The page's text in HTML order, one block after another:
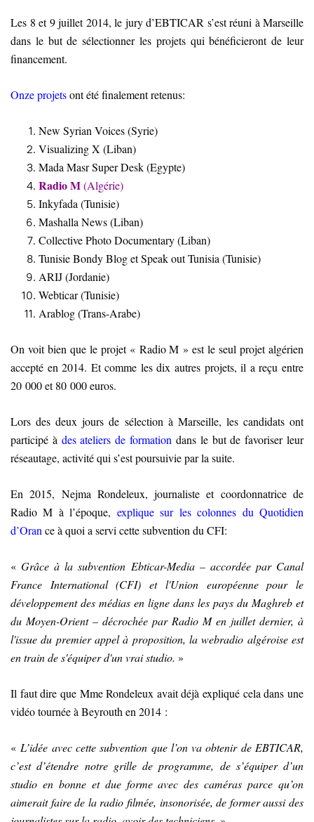
Les 8 et 9 juillet 2014, le jury d’EBTICAR s’est réuni à Marseille
dans le but de sélectionner les projets qui bénéficieront de leur
financement.
Onze projetsont été finalement retenus:
New Syrian Voices (Syrie)
Visualizing X (Liban)
Mada Masr Super Desk (Egypte)
Radio M(Algérie)
Inkyfada (Tunisie)
Mashalla News (Liban)
Collective Photo Documentary (Liban)
Tunisie Bondy Blog et Speak out Tunisia (Tunisie)
ARIJ (Jordanie)
Webticar (Tunisie)
Arablog (Trans-Arabe)
On voit bien que le projet « Radio M » est le seul projet algérien
accepté en 2014. Et comme les dix autres projets, il a reçu entre
20 000 et 80 000 euros.
Lors des deux jours de sélection à Marseille, les candidats ont
participé à des ateliers de formation dans le but de favoriser leur
réseautage, activité qui s’est poursuivie par la suite.
En 2015, Nejma Rondeleux, journaliste et coordonnatrice de
Radio M à l’époque, explique sur les colonnes du Quotidien
d’Oran ce à quoi a servi cette subvention du CFI:
« Grâce à la subvention Ebticar-Media – accordée par Canal
France International (CFI) et l'Union européenne pour le
développement des médias en ligne dans les pays du Maghreb et
du Moyen-Orient – décrochée par Radio M en juillet dernier, à
l'issue du premier appel à proposition, la webradio algéroise est
en train de s'équiper d'un vrai studio. »
Il faut dire que Mme Rondeleux avait déjà expliqué cela dans une
vidéo tournée à Beyrouth en 2014 :
« L’idée avec cette subvention que l’on va obtenir de EBTICAR,
c’est d’étendre notre grille de programme, de s’équiper d’un
studio en bonne et due forme avec des caméras parce qu’on
aimerait faire de la radio filmée, insonorisée, de former aussi des